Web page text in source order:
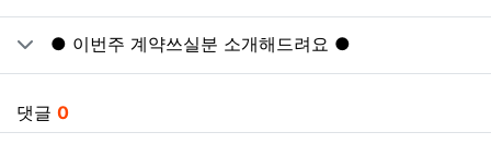
● 이번주 계약쓰실분 소개해드려요 ●
댓글 0